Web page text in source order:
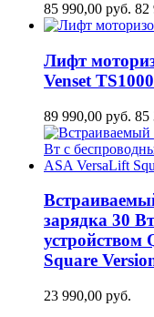
85 990,00 руб. 82
Лифт
Venset
89 990,00 руб. 85
зарядка 30
устройством
Square
23 990,00 руб.